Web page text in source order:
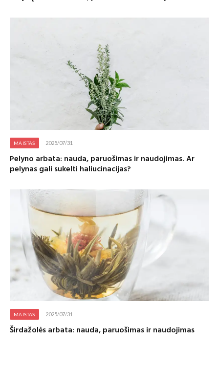
MAISTAS 2025/07/31
Pelyno arbata: nauda, paruošimas ir naudojimas. Ar
pelynas gali sukelti haliucinacijas?
MAISTAS 2025/07/31
Širdažolės arbata: nauda, paruošimas ir naudojimas